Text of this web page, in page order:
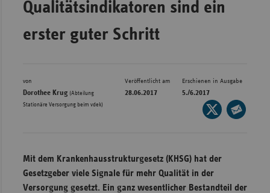
Hessen
Qualitätsindikatoren sind ein
erster guter Schritt
von
Dorothee Krug (Abteilung
Stationäre Versorgung beim vdek)
Veröffentlicht am
28.06.2017
Erschienen in Ausgabe
5./6.2017
Seite
auf
teilen
Mit dem Krankenhausstrukturgesetz (KHSG) hat der
Gesetzgeber viele Signale für mehr Qualität in der
Versorgung gesetzt. Ein ganz wesentlicher Bestandteil der